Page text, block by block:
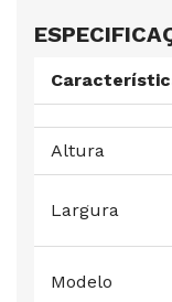
Altura
Largura
Modelo